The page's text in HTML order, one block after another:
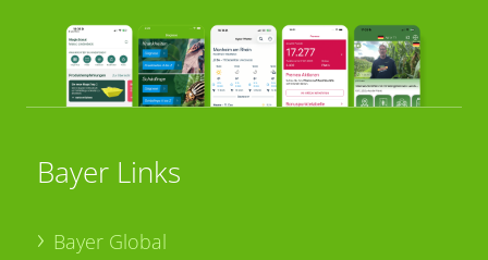
Bayer Links
Bayer Global